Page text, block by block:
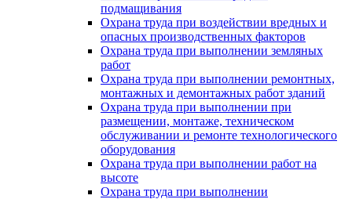
подмащивания
Охрана труда при воздействии вредных и
опасных производственных факторов
Охрана труда при выполнении земляных
работ
Охрана труда при выполнении ремонтных,
монтажных и демонтажных работ зданий
Охрана труда при выполнении при
размещении, монтаже, техническом
обслуживании и ремонте технологического
оборудования
Охрана труда при выполнении работ на
высоте
Охрана труда при выполнении